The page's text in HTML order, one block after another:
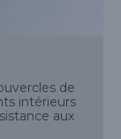
de
intérieurs
aux